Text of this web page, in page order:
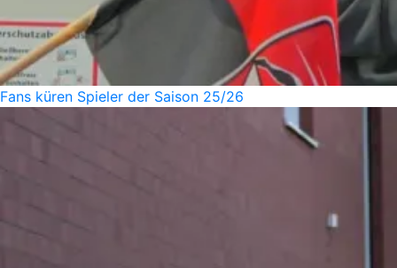
Fans küren Spieler der Saison 25/26